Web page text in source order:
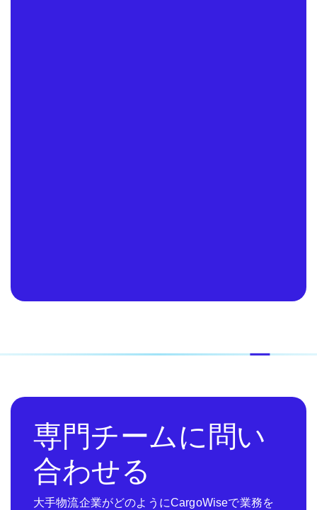
専門チームに問い
合わせる
大手物流企業がどのようにCargoWiseで業務を